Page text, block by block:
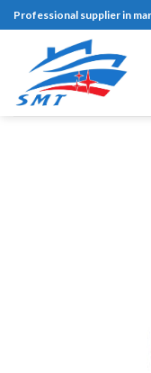
Skip
to
content
Professional supplier in